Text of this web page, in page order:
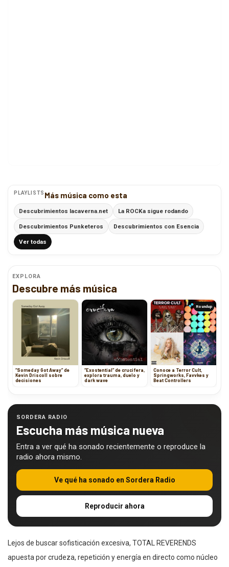
PLAYLISTS Más música como esta
Descubrimientos lacaverna.net La ROCKa sigue rodando
Descubrimientos Punketeros Descubrimientos con Esencia
Ver todas
EXPLORA
Descubre más música
“Someday Got Away” de
Kevin Driscoll sobre
decisiones
“Exostential” de crucifera,
explora trauma, duelo y
dark wave
Roundup
Conoce a Terror Cult,
Springworks, Favvkes y
Beat Controllers
SORDERA RADIO
Escucha más música nueva
Entra a ver qué ha sonado recientemente o reproduce la
radio ahora mismo.
Ve qué ha sonado en Sordera Radio
Reproducir ahora
Lejos de buscar sofisticación excesiva, TOTAL REVERENDS
apuesta por crudeza, repetición y energía en directo como núcleo